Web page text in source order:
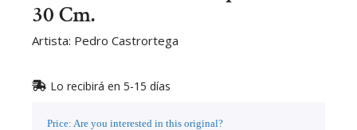
30 Cm.
Artista: Pedro Castrortega
Lo recibirá en 5-15 días
Price: Are you interested in this original?